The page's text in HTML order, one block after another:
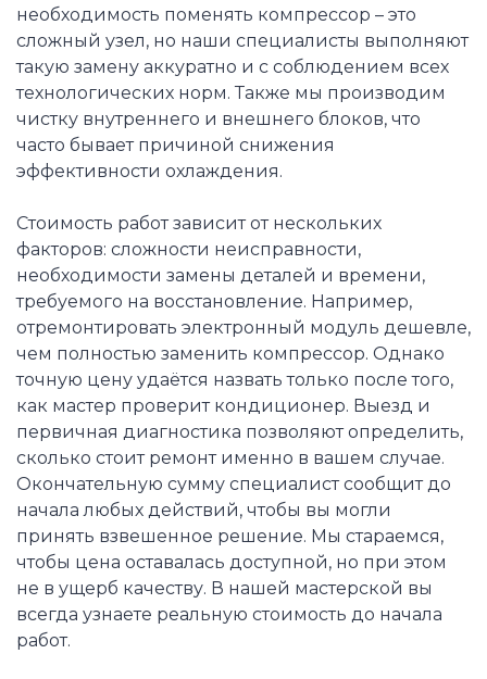
необходимость поменять компрессор – это
сложный узел, но наши специалисты выполняют
такую замену аккуратно и с соблюдением всех
технологических норм. Также мы производим
чистку внутреннего и внешнего блоков, что
часто бывает причиной снижения
эффективности охлаждения.
Стоимость работ зависит от нескольких
факторов: сложности неисправности,
необходимости замены деталей и времени,
требуемого на восстановление. Например,
отремонтировать электронный модуль дешевле,
чем полностью заменить компрессор. Однако
точную цену удаётся назвать только после того,
как мастер проверит кондиционер. Выезд и
первичная диагностика позволяют определить,
сколько стоит ремонт именно в вашем случае.
Окончательную сумму специалист сообщит до
начала любых действий, чтобы вы могли
принять взвешенное решение. Мы стараемся,
чтобы цена оставалась доступной, но при этом
не в ущерб качеству. В нашей мастерской вы
всегда узнаете реальную стоимость до начала
работ.